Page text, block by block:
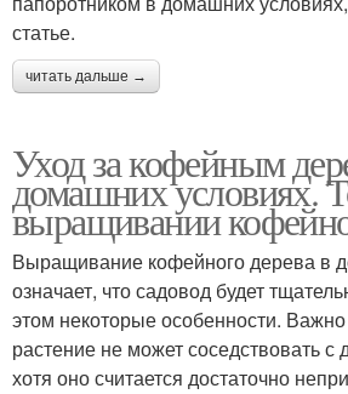
статье.
читать дальше →
Уход за кофейным
домашних условиях.
выращивании
Выращивание кофейного дерева в
означает, что садовод будет
этом некоторые особенности.
растение не может соседствовать с
хотя оно считается достаточно